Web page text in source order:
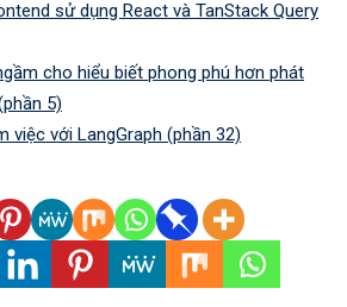
sử dụng React và TanStack Query
cho hiểu biết phong phú hơn phát
5)
việc với LangGraph (phần 32)